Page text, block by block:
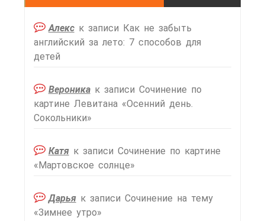
Алекск записи Как не забыть
английский за лето: 7 способов для
детей
Вероникак записи Сочинение по
картине Левитана «Осенний день.
Сокольники»
Катяк записи Сочинение по картине
«Мартовское солнце»
Дарьяк записи Сочинение на тему
«Зимнее утро»